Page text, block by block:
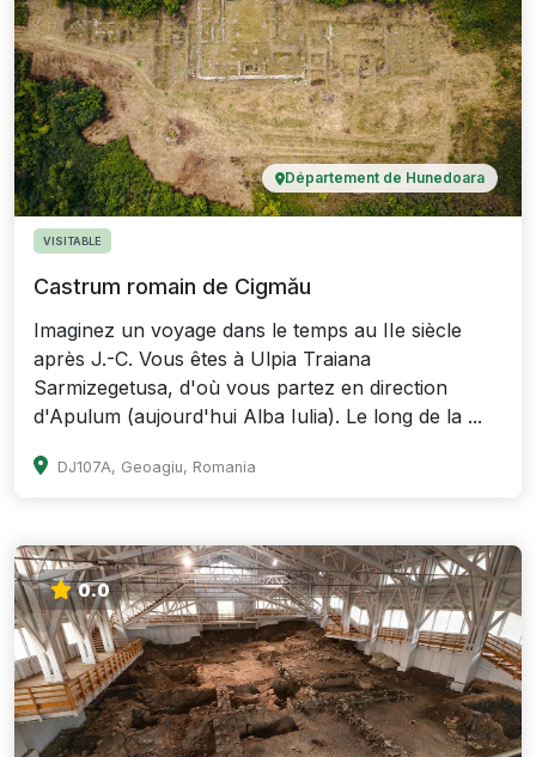
Département de Hunedoara
VISITABLE
Castrum romain de Cigmău
Imaginez un voyage dans le temps au IIe siècle
après J.-C. Vous êtes à Ulpia Traiana
Sarmizegetusa, d'où vous partez en direction
d'Apulum (aujourd'hui Alba Iulia). Le long de la ...
DJ107A, Geoagiu, Romania
0.0